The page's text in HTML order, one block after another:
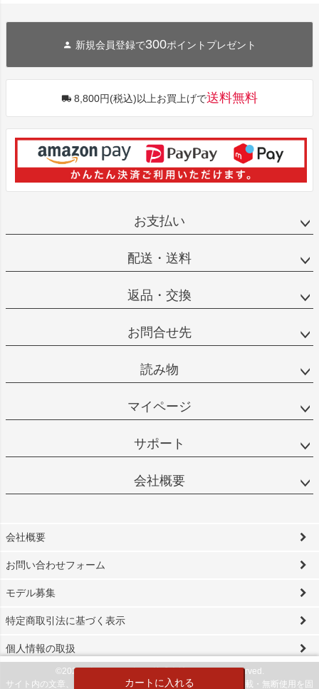
カートに入れる
新規会員登録で300ポイントプレゼント
8,800円(税込)以上お買上げで送料無料
お支払い
配送・送料
返品・交換
お問合せ先
読み物
マイページ
サポート
会社概要
会社概要
お問い合わせフォーム
モデル募集
特定商取引法に基づく表示
個人情報の取扱
©2024 ビソワ・デザイン株式会社 All Rights reserved.
サイト内の文章、画像などの著作物は当社に属します。無断転載・無断使用を固